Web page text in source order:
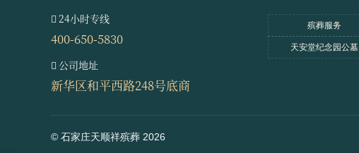
24小时专线
400-650-5830
公司地址
新华区和平西路248号底商
殡葬服务
天安堂纪念园公墓
© 石家庄天顺祥殡葬 2026